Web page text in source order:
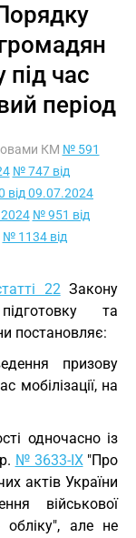
під час
період
КМ № 591
№ 747 від
від 09.07.2024
№ 951 від
№ 1134 від
22Закону
та
постановляє:
призову
мобілізації, на
одночасно із
№ 3633-IX"Про
актів України
військової
обліку", але не